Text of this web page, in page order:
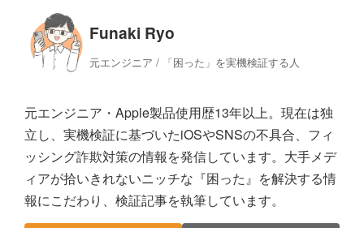
Funaki Ryo
元エンジニア / 「困った」を実機検証する人
元エンジニア・Apple製品使用歴13年以上。現在は独
立し、実機検証に基づいたiOSやSNSの不具合、フィ
ッシング詐欺対策の情報を発信しています。大手メデ
ィアが拾いきれないニッチな『困った』を解決する情
報にこだわり、検証記事を執筆しています。